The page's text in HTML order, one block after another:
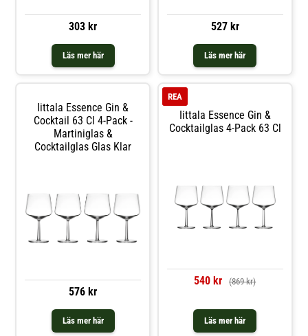
303 kr
Läs mer här
527 kr
Läs mer här
Iittala Essence Gin &
Cocktail 63 Cl 4-Pack -
Martiniglas &
Cocktailglas Glas Klar
576 kr
Läs mer här
Iittala Essence Gin &
Cocktailglas 4-Pack 63 Cl
REA
540 kr (869 kr)
Läs mer här